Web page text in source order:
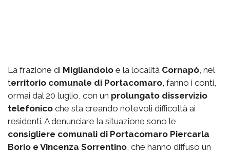
La frazione di Migliandolo e la località Cornapò, nel
territorio comunale di Portacomaro, fanno i conti,
ormai dal 20 luglio, con un prolungato disservizio
telefonico che sta creando notevoli difficoltà ai
residenti. A denunciare la situazione sono le
consigliere comunali di Portacomaro Piercarla
Borio e Vincenza Sorrentino, che hanno diffuso un